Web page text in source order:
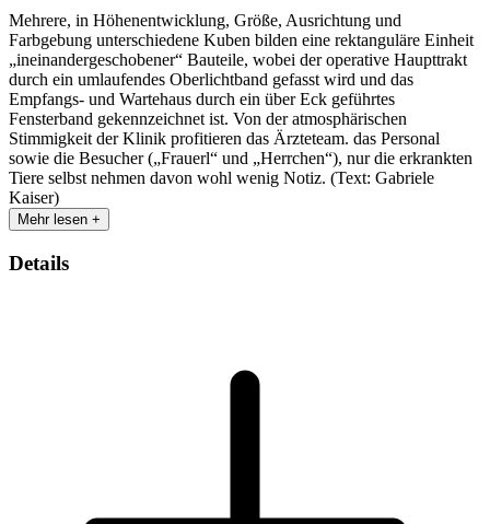
Mehrere, in Höhenentwicklung, Größe, Ausrichtung und
Farbgebung unterschiedene Kuben bilden eine rektanguläre Einheit
„ineinandergeschobener“ Bauteile, wobei der operative Haupttrakt
durch ein umlaufendes Oberlichtband gefasst wird und das
Empfangs- und Wartehaus durch ein über Eck geführtes
Fensterband gekennzeichnet ist. Von der atmosphärischen
Stimmigkeit der Klinik profitieren das Ärzteteam. das Personal
sowie die Besucher („Frauerl“ und „Herrchen“), nur die erkrankten
Tiere selbst nehmen davon wohl wenig Notiz. (Text: Gabriele
Kaiser)
Mehr lesen +
Details